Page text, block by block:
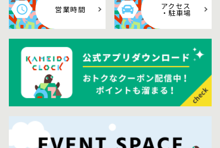
営業時間 アクセス
・駐車場